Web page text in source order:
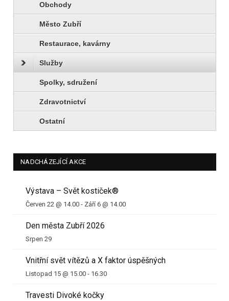
Obchody
Město Zubří
Restaurace, kavárny
Služby
Spolky, sdružení
Zdravotnictví
Ostatní
NADCHÁZEJÍCÍ AKCE
Výstava – Svět kostiček®
Červen 22 @ 14.00 - Září 6 @ 14.00
Den města Zubří 2026
Srpen 29
Vnitřní svět vítězů a X faktor úspěšných
Listopad 15 @ 15.00 - 16.30
Travesti Divoké kočky